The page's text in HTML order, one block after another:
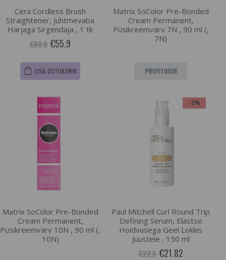
Cera Cordless Brush
Straightener, Juhtmevaba
Harjaga Sirgendaja , 1 tk
€80.9 €55.9
LISA OSTUKORVI
Matrix SoColor Pre-Bonded
Cream Permanent,
Püsikreemvärv 7N , 90 ml (,
7N)
PROFITOODE
Matrix SoColor Pre-Bonded
Cream Permanent,
Püsikreemvärv 10N , 90 ml (,
10N)
-3%
Paul Mitchell Curl Round Trip
Defining Serum, Elastse
Hoidvusega Geel Lokkis
Juustele , 150 ml
€22.5 €21.82